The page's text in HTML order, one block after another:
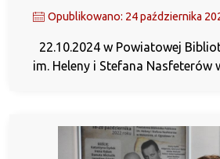
Opublikowano: 24 października
22.10.2024 w Powiatowej
im. Heleny i Stefana Nasfeterów